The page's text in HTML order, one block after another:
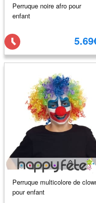
Perruque noire afro pour
enfant
Perruque multicolore de
pour enfant